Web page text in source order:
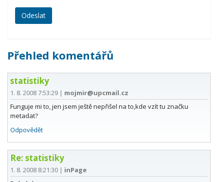
Přehled komentářů
statistiky
1. 8. 2008 7:53:29 | mojmir@upcmail.cz
Funguje mi to, jen jsem ještě nepřišel na to,kde vzít tu značku
metadat?
Odpovědět
Re: statistiky
1. 8. 2008 8:21:30 | inPage